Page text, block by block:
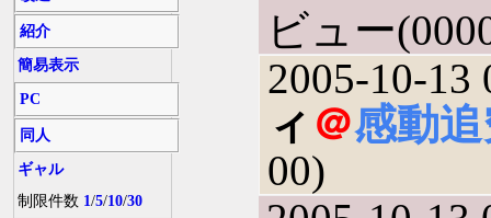
紹介
簡易表示
PC
同人
ギャル
制限件数 1/5/10/30
ビュー
2005-10-13
ィ ＠感動
00)